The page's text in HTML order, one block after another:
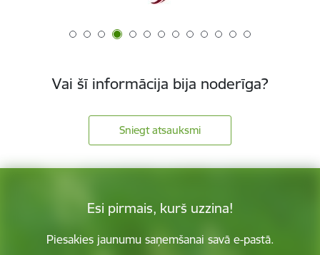
Vai šī informācija bija noderīga?
Sniegt atsauksmi
Esi pirmais, kurš uzzina!
Piesakies jaunumu saņemšanai savā e-pastā.